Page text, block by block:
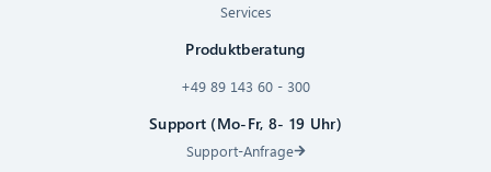
Services
Produktberatung
+49 89 143 60 - 300
Support (Mo-Fr, 8- 19 Uhr)
Support-Anfrage